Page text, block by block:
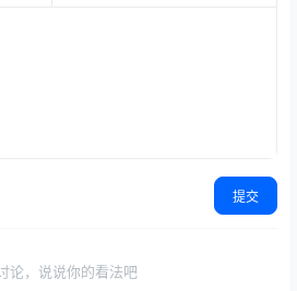
提交
论，说说你的看法吧